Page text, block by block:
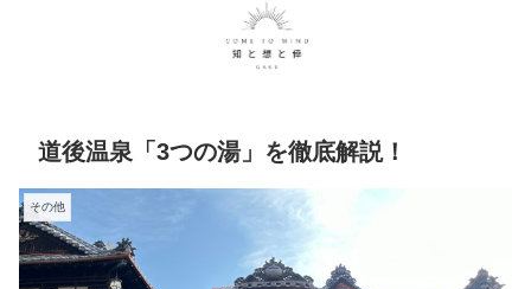
道後温泉「3つの湯」を徹底解説！
その他